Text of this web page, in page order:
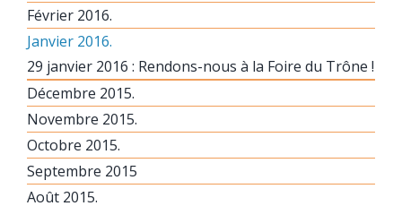
Février 2016.
Janvier 2016.
29 janvier 2016 : Rendons-nous à la Foire du Trône !
Décembre 2015.
Novembre 2015.
Octobre 2015.
Septembre 2015
Août 2015.